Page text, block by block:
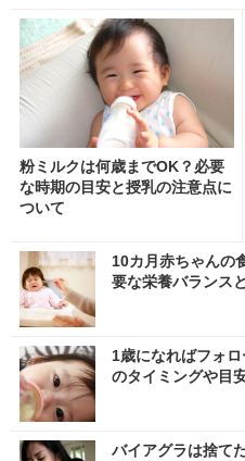
粉ミルクは何歳までOK？必要
な時期の目安と授乳の注意点に
ついて
10カ月赤ちゃんの
要な栄養バランス
1歳になればフォ
のタイミングや目
バイアグラは捨て